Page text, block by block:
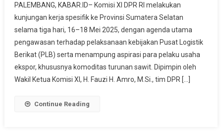
Efisiensi
Logistik
Dan
Daya
Saing
Industri,
Fauzi
PALEMBANG, KABAR.ID– Komisi XI DPR RI melakukan
kunjungan kerja spesifik ke Provinsi Sumatera Selatan
selama tiga hari, 16–18 Mei 2025, dengan agenda utama
pengawasan terhadap pelaksanaan kebijakan Pusat Logistik
Berikat (PLB) serta menampung aspirasi para pelaku usaha
ekspor, khususnya komoditas turunan sawit. Dipimpin oleh
Wakil Ketua Komisi XI, H. Fauzi H. Amro, M.Si., tim DPR […]
Continue Reading